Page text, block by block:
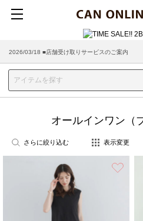
2026/08/04 ■8/13(木)AM2:00～サイトメンテナン
2026/03/18 ■店舗受け取りサービスのご案内
オールインワン（
さらに絞り込む 表示変更